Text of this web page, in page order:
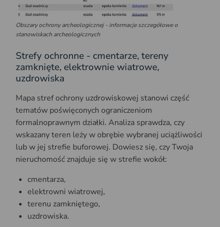
Obszary ochrony archeologicznej - informacje szczegółowe o
stanowiskach archeologicznych
Strefy ochronne - cmentarze, tereny
zamknięte, elektrownie wiatrowe,
uzdrowiska
Mapa stref ochrony uzdrowiskowej stanowi część
tematów poświęconych ograniczeniom
formalnoprawnym działki. Analiza sprawdza, czy
wskazany teren leży w obrębie wybranej uciążliwości
lub w jej strefie buforowej. Dowiesz się, czy Twoja
nieruchomość znajduje się w strefie wokół:
cmentarza,
elektrowni wiatrowej,
terenu zamkniętego,
uzdrowiska.